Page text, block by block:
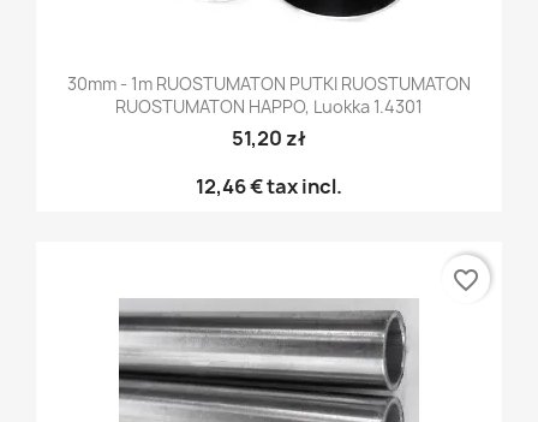
30mm - 1m RUOSTUMATON PUTKI RUOSTUMATON
RUOSTUMATON HAPPO, Luokka 1.4301
51,20 zł
12,46 €tax incl.
favorite_border